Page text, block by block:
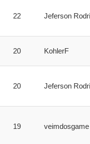
22 Jeferson
20 KohlerF
20 Jeferson
19 veimdosgame